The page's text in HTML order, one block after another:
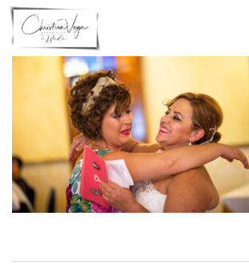
Saltar
contenido